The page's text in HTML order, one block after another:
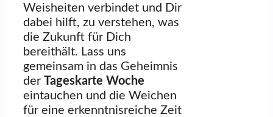
Weisheiten verbindet und Dir
dabei hilft, zu verstehen, was
die Zukunft für Dich
bereithält. Lass uns
gemeinsam in das Geheimnis
der Tageskarte Woche
eintauchen und die Weichen
für eine erkenntnisreiche Zeit